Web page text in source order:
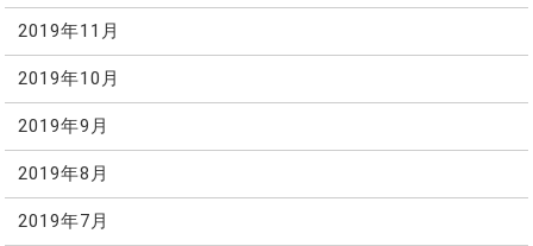
2019年11月
2019年10月
2019年9月
2019年8月
2019年7月